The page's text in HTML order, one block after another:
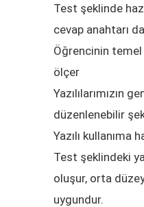
Test şeklinde
cevap anahtarı
Öğrencinin temel
ölçer
Yazılılarımızın
düzenlenebilir
Yazılı kullanıma
Test şeklindeki
oluşur, orta
uygundur.